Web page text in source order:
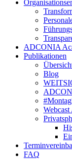
ADCONIA
Publikationen
Blog
FAQ